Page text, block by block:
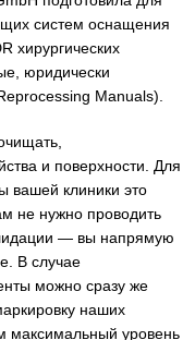
систем оснащения
хирургических
юридически
Manuals).
и поверхности. Для
вашей клиники это
не нужно проводить
— вы напрямую
В случае
можно сразу же
наших
максимальный уровень